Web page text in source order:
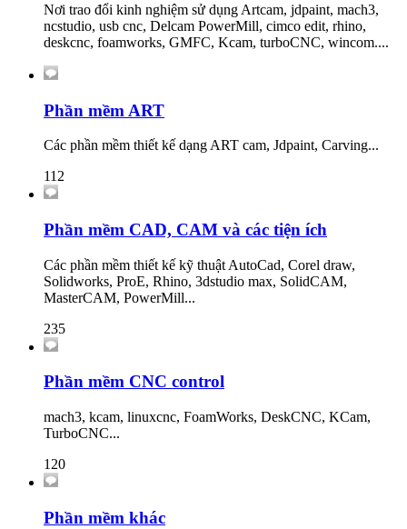
Nơi trao đổi kinh nghiệm sử dụng Artcam, jdpaint, mach3,
ncstudio, usb cnc, Delcam PowerMill, cimco edit, rhino,
deskcnc, foamworks, GMFC, Kcam, turboCNC, wincom....
Phần mềm ART
Các phần mềm thiết kế dạng ART cam, Jdpaint, Carving...
112
Phần mềm CAD, CAM và các tiện ích
Các phần mềm thiết kế kỹ thuật AutoCad, Corel draw,
Solidworks, ProE, Rhino, 3dstudio max, SolidCAM,
MasterCAM, PowerMill...
235
Phần mềm CNC control
mach3, kcam, linuxcnc, FoamWorks, DeskCNC, KCam,
TurboCNC...
120
Phần mềm khác